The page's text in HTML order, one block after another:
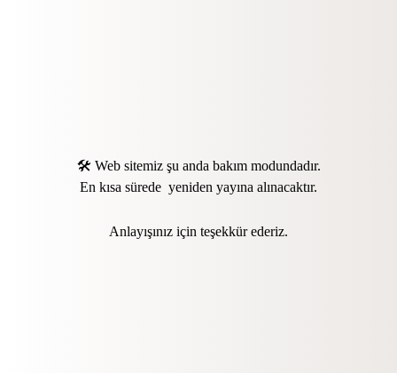
🛠️ Web sitemiz şu anda bakım modundadır.
En kısa sürede yeniden yayına alınacaktır.
Anlayışınız için teşekkür ederiz.